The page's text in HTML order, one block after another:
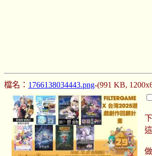
檔名： 1766138034443.png-(991 KB,